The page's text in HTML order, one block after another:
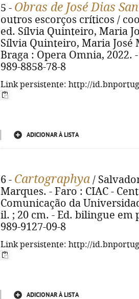
5 - Obras de José Dias
outros escorços críticos /
ed. Sílvia Quinteiro, Maria
Sílvia Quinteiro, Maria José
Braga : Opera Omnia, 2022.
989-8858-78-8
Link persistente: http://
ADICIONAR À LISTA
6 - Cartographya /
Marques. - Faro : CIAC -
Comunicação da
il. ; 20 cm. - Ed. bilingue em
989-9127-09-8
Link persistente: http://
ADICIONAR À LISTA